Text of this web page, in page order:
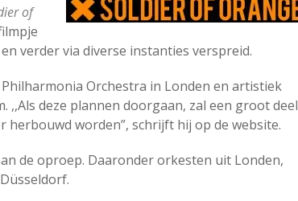
of
verder via diverse instanties verspreid.
Orchestra in Londen en artistiek
,,Als deze plannen doorgaan, zal een groot deel
worden”, schrijft hij op de website.
de oproep. Daaronder orkesten uit Londen,